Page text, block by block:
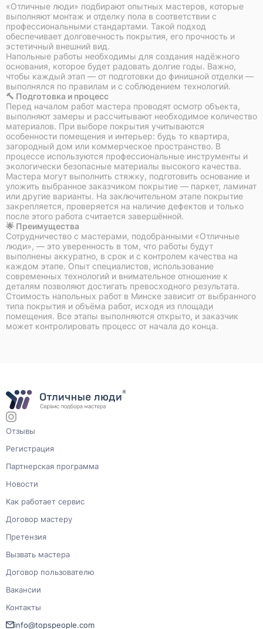
«Отличные люди» подбирают опытных мастеров, которые
выполняют монтаж и отделку пола в соответствии с
профессиональными стандартами. Такой подход
обеспечивает долговечность покрытия, его прочность и
эстетичный внешний вид.
Напольные работы необходимы для создания надёжного
основания, которое будет радовать долгие годы. Важно,
чтобы каждый этап — от подготовки до финишной отделки —
выполнялся по правилам и с соблюдением технологий.
🔨 Подготовка и процесс
Перед началом работ мастера проводят осмотр объекта,
выполняют замеры и рассчитывают необходимое количество
материалов. При выборе покрытия учитываются
особенности помещения и интерьер: будь то квартира,
загородный дом или коммерческое пространство. В
процессе используются профессиональные инструменты и
экологически безопасные материалы высокого качества.
Мастера могут выполнить стяжку, подготовить основание и
уложить выбранное заказчиком покрытие — паркет, ламинат
или другие варианты. На заключительном этапе покрытие
закрепляется, проверяется на наличие дефектов и только
после этого работа считается завершённой.
🌟 Преимущества
Сотрудничество с мастерами, подобранными «Отличные
люди», — это уверенность в том, что работы будут
выполнены аккуратно, в срок и с контролем качества на
каждом этапе. Опыт специалистов, использование
современных технологий и внимательное отношение к
деталям позволяют достигать превосходного результата.
Стоимость напольных работ в Минске зависит от выбранного
типа покрытия и объёма работ, исходя из площади
помещения. Все этапы выполняются открыто, и заказчик
может контролировать процесс от начала до конца.
Отзывы
Регистрация
Партнерская программа
Новости
Как работает сервис
Договор мастеру
Претензия
Вызвать мастера
Договор пользователю
Вакансии
Контакты
info@topspeople.com